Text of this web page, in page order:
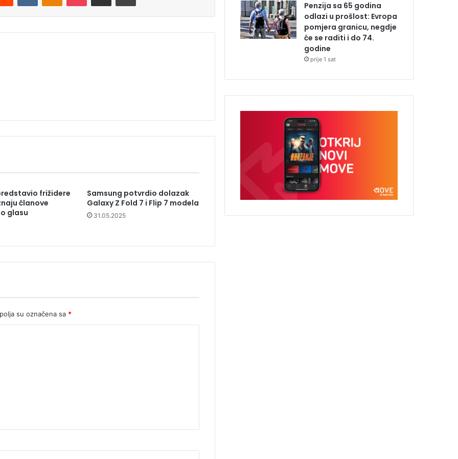
frižidere
članove
glasu
Samsung potvrdio dolazak
Galaxy Z Fold 7 i Flip 7 modela
31.05.2025
su označena sa *
Penzija sa 65 godina
odlazi u prošlost: Evropa
pomjera granicu, negdje
će se raditi i do 74.
godine
prije 1 sat